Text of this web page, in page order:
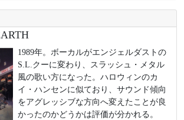
1989年。ボーカルがエンジェルダストの
S.L.クーに変わり、スラッシュ・メタル
風の歌い方になった。ハロウィンのカ
イ・ハンセンに似ており、サウンド傾向
をアグレッシブな方向へ変えたことが良
かったのかどうかは評価が分かれる。